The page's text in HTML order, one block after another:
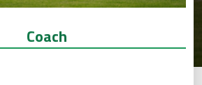
Coach